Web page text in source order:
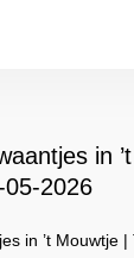
in
2026
in ’t Mouwtje